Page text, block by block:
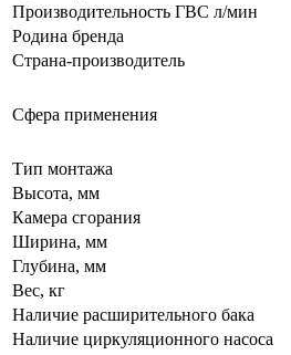
Производительность ГВС л/мин
Родина бренда
Страна-производитель
Сфера применения
Тип монтажа
Высота, мм
Камера сгорания
Ширина, мм
Глубина, мм
Вес, кг
Наличие расширительного бака
Наличие циркуляционного насоса